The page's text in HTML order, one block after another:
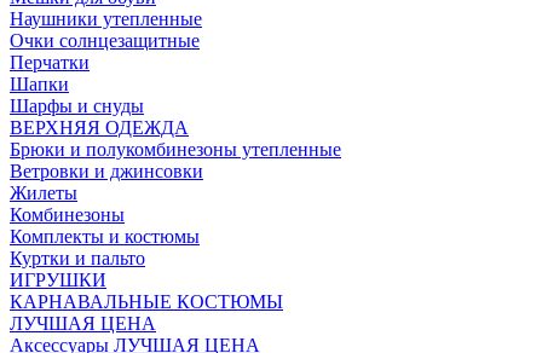
Наушники утепленные
Очки солнцезащитные
Перчатки
Шапки
Шарфы и снуды
ВЕРХНЯЯ ОДЕЖДА
Брюки и полукомбинезоны утепленные
Ветровки и джинсовки
Жилеты
Комбинезоны
Комплекты и костюмы
Куртки и пальто
ИГРУШКИ
КАРНАВАЛЬНЫЕ КОСТЮМЫ
ЛУЧШАЯ ЦЕНА
Аксессуары ЛУЧШАЯ ЦЕНА